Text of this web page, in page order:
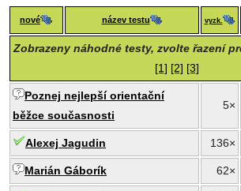
nové název testu vyzk.
Zobrazeny náhodné testy, zvolte řazení
[1] [2] [3]
Poznej nejlepší orientační
běžce současnosti
5×
Alexej Jagudin 136×
Marián Gáborík 62×